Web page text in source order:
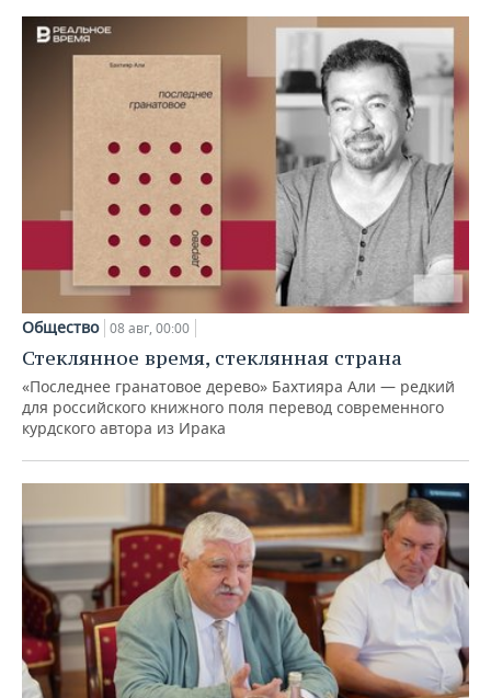
Общество 08 авг, 00:00
Стеклянное время, стеклянная страна
«Последнее гранатовое дерево» Бахтияра Али — редкий
для российского книжного поля перевод современного
курдского автора из Ирака